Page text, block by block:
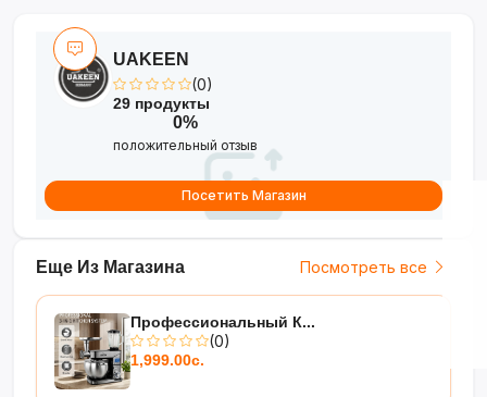
Еще Из Магазина Посмотреть все
Профессиональный К...
(0)
1,999.00с.
UAKEEN
(0)
29 продукты
0%
положительный отзыв
Посетить Магазин